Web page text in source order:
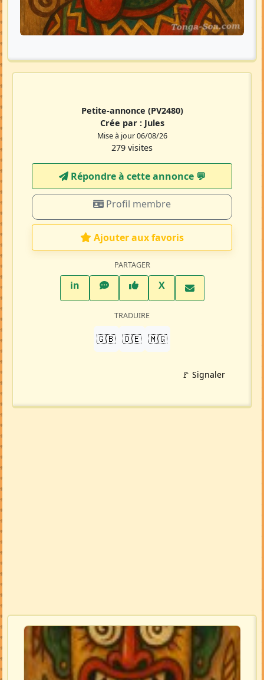
Petite-annonce (PV2480)
Crée par : Jules
Mise à jour 06/08/26
279 visites
Répondre à cette annonce 💬​
Profil membre
Ajouter aux favoris
PARTAGER
inLinkedInWhatsAppFacebook
XTwitter X
TRADUIRE
🇬🇧 🇩🇪 🇲🇬
🚩 Signaler